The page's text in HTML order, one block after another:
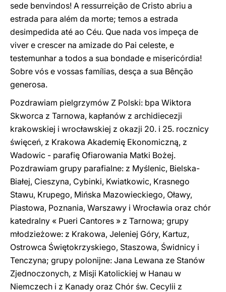
sede benvindos! A ressurreição de Cristo abriu a
estrada para além da morte; temos a estrada
desimpedida até ao Céu. Que nada vos impeça de
viver e crescer na amizade do Pai celeste, e
testemunhar a todos a sua bondade e misericórdia!
Sobre vós e vossas famílias, desça a sua Bênção
generosa.
Pozdrawiam pielgrzymów Z Polski: bpa Wiktora
Skworca z Tarnowa, kapłanów z archidiecezji
krakowskiej i wrocławskiej z okazji 20. i 25. rocznicy
święceń, z Krakowa Akademię Ekonomiczną, z
Wadowic - parafię Ofiarowania Matki Bożej.
Pozdrawiam grupy parafialne: z Myślenic, Bielska-
Białej, Cieszyna, Cybinki, Kwiatkowic, Krasnego
Stawu, Krupego, Mińska Mazowieckiego, Oławy,
Piastowa, Poznania, Warszawy i Wrocławia oraz chór
katedralny « Pueri Cantores » z Tarnowa; grupy
młodzieżowe: z Krakowa, Jeleniej Góry, Kartuz,
Ostrowca Świętokrzyskiego, Staszowa, Świdnicy i
Tenczyna; grupy polonijne: Jana Lewana ze Stanów
Zjednoczonych, z Misji Katolickiej w Hanau w
Niemczech i z Kanady oraz Chór św. Cecylii z